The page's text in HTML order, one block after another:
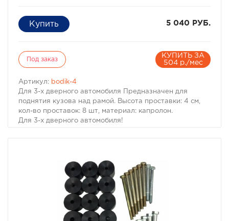
5 040 РУБ.
Под заказ
КУПИТЬ ЗА
504 р./мес
Артикул: bodik-4
Для 3-х дверного автомобиля Предназначен для
поднятия кузова над рамой. Высота проставки: 4 см,
кол-во проставок: 8 шт, материал: капролон.
Для 3-х дверного автомобиля!
установки больших колес, что особенно важно в
условиях офф-роуд.
В комплект проставок для бодилифта Pajero I / Montero
I входят сами проставки, а также болты, гайки и шайбы
для крепления.
Характеристики Комплекта проставок для бодилифта
Pajero I / Montero I: